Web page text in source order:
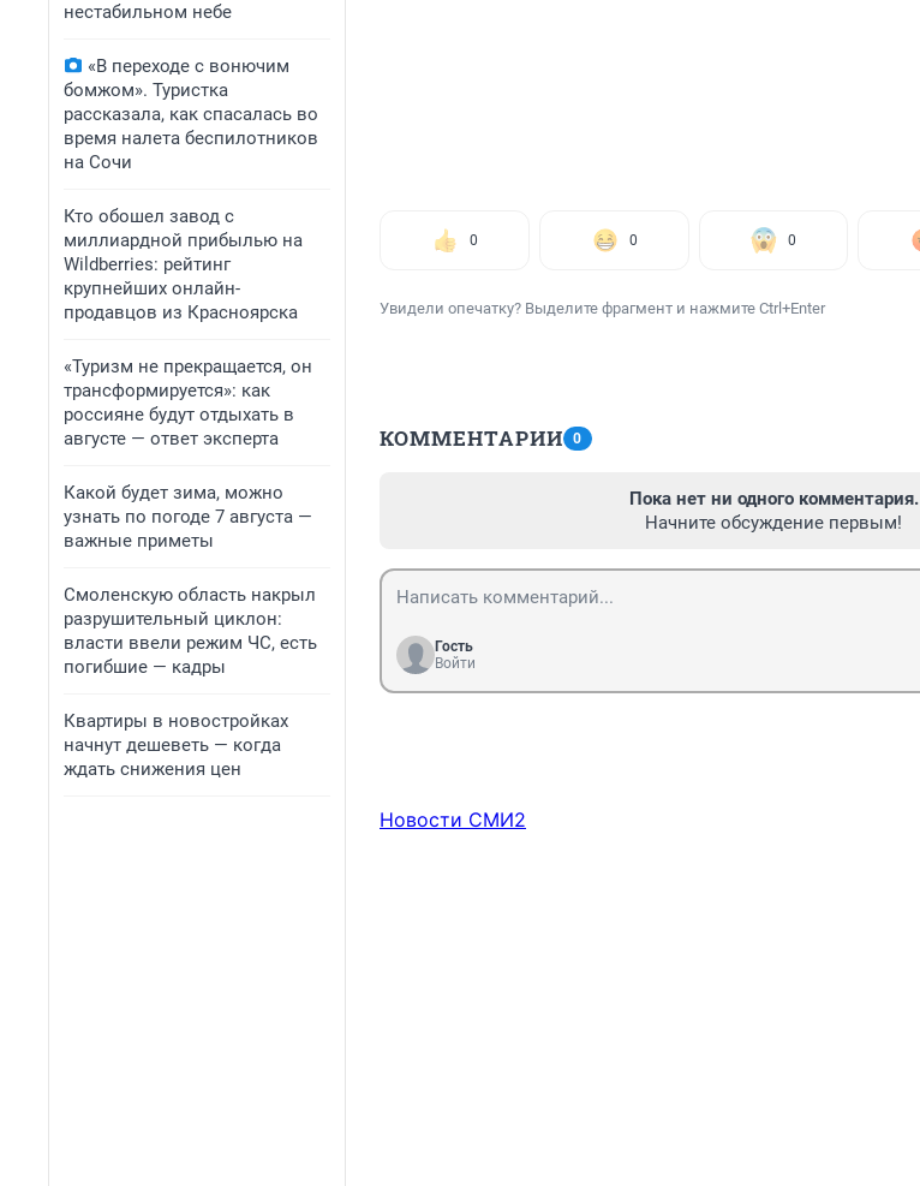
нестабильном небе
«В переходе с вонючим
бомжом». Туристка
рассказала, как спасалась во
время налета беспилотников
на Сочи
Кто обошел завод с
миллиардной прибылью на
Wildberries: рейтинг
крупнейших онлайн-
продавцов из Красноярска
«Туризм не прекращается, он
трансформируется»: как
россияне будут отдыхать в
августе — ответ эксперта
Какой будет зима, можно
узнать по погоде 7 августа —
важные приметы
Смоленскую область накрыл
разрушительный циклон:
власти ввели режим ЧС, есть
погибшие — кадры
Квартиры в новостройках
начнут дешеветь — когда
ждать снижения цен
0 0 0
Увидели опечатку? Выделите фрагмент и нажмите Ctrl+Enter
КОММЕНТАРИИ 0
Пока нет ни одного комментария.
Начните обсуждение первым!
Гость
Войти
Новости СМИ2